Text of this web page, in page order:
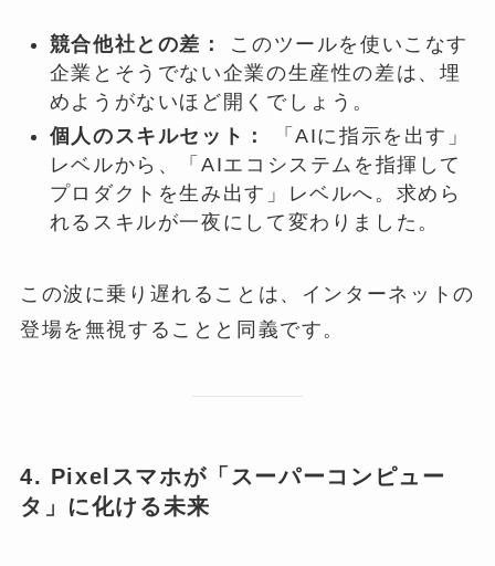
競合他社との差：
このツールを使いこなす
企業とそうでない企業の生産性の差は、埋
めようがないほど開くでしょう。
個人のスキルセット：
「AIに指示を出す」
レベルから、「AIエコシステムを指揮して
プロダクトを生み出す」レベルへ。求めら
れるスキルが一夜にして変わりました。
この波に乗り遅れることは、インターネットの
登場を無視することと同義です。
4. Pixelスマホが「スーパーコンピュー
タ」に化ける未来